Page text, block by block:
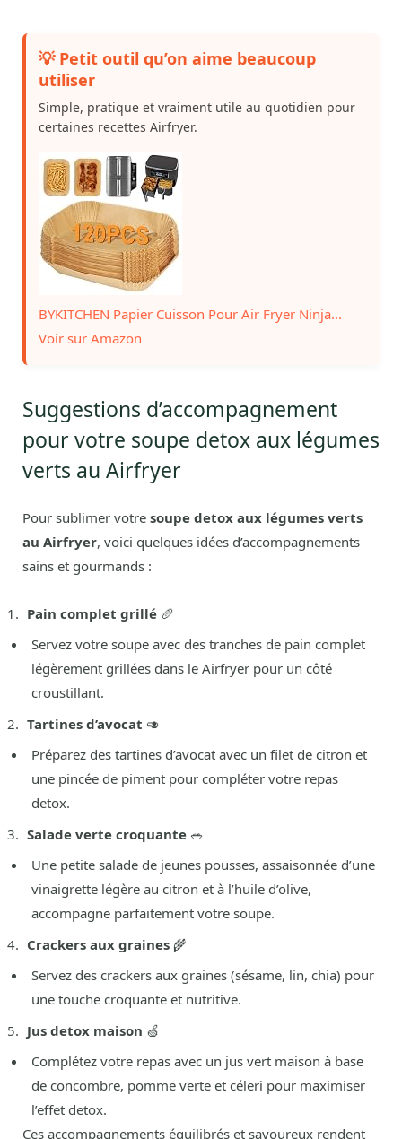
💡 Petit outil qu’on aime beaucoup
utiliser
Simple, pratique et vraiment utile au quotidien pour
certaines recettes Airfryer.
BYKITCHEN Papier Cuisson Pour Air Fryer Ninja...
Voir sur Amazon
Suggestions d’accompagnement
pour votre soupe detox aux légumes
verts au Airfryer
Pour sublimer votre soupe detox aux légumes verts
au Airfryer, voici quelques idées d’accompagnements
sains et gourmands :
Pain complet grillé 🥖
Servez votre soupe avec des tranches de pain complet
légèrement grillées dans le Airfryer pour un côté
croustillant.
Tartines d’avocat 🥑
Préparez des tartines d’avocat avec un filet de citron et
une pincée de piment pour compléter votre repas
detox.
Salade verte croquante 🥗
Une petite salade de jeunes pousses, assaisonnée d’une
vinaigrette légère au citron et à l’huile d’olive,
accompagne parfaitement votre soupe.
Crackers aux graines 🌾
Servez des crackers aux graines (sésame, lin, chia) pour
une touche croquante et nutritive.
Jus detox maison 🍏
Complétez votre repas avec un jus vert maison à base
de concombre, pomme verte et céleri pour maximiser
l’effet detox.
Ces accompagnements équilibrés et savoureux rendent